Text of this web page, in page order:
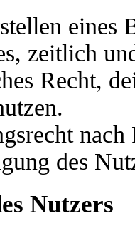
eines
zeitlich
Recht,
des
Nutzers